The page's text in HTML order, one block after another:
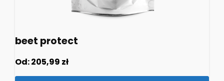
beet protect
Od:205,99 zł